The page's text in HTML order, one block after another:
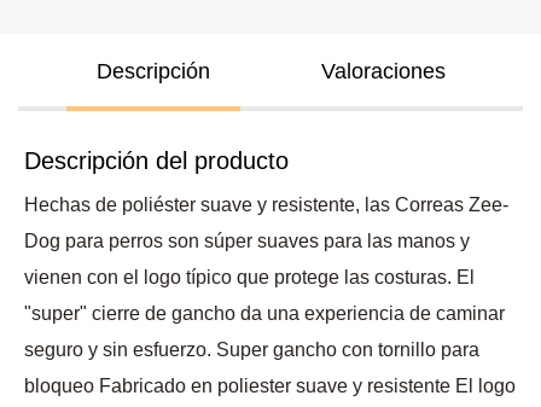
Descripción Valoraciones
Descripción del producto
Hechas de poliéster suave y resistente, las Correas Zee-
Dog para perros son súper suaves para las manos y
vienen con el logo típico que protege las costuras. El
"super" cierre de gancho da una experiencia de caminar
seguro y sin esfuerzo. Super gancho con tornillo para
bloqueo Fabricado en poliester suave y resistente El logo